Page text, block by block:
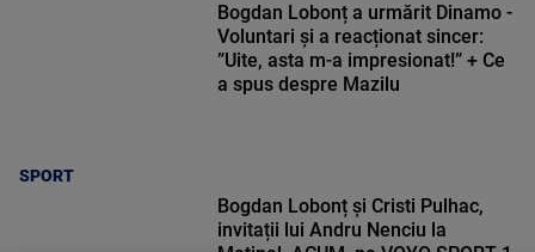
SPORT
Bogdan Lobonț a urmărit Dinamo -
Voluntari și a reacționat sincer:
”Uite, asta m-a impresionat!” + Ce
a spus despre Mazilu
Bogdan Lobonț și Cristi Pulhac,
invitații lui Andru Nenciu la